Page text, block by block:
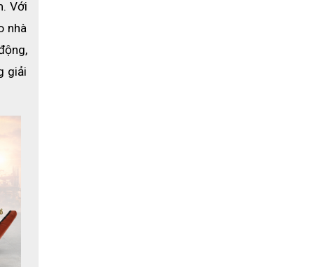
Với
nhà
giải